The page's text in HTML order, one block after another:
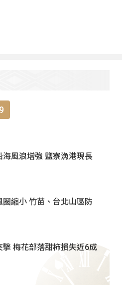
海風浪增強 鹽寮漁港現長
圈縮小 竹苗、台北山區防
擊 梅花部落甜柿損失近6成